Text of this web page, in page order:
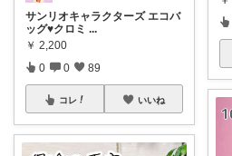
サンリオキャラクターズ エコバ
ッグ♥クロミ ...
￥ 2,200
0 0 89
コレ いいね